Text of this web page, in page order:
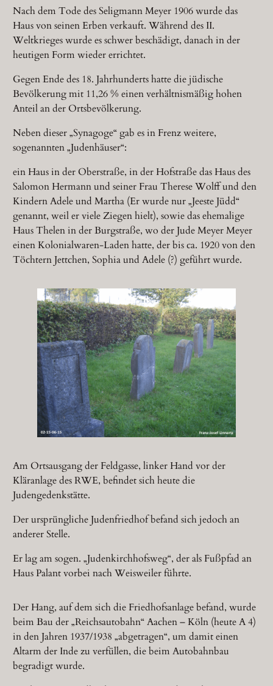
Nach dem Tode des Seligmann Meyer 1906 wurde das
Haus von seinen Erben verkauft. Während des II.
Weltkrieges wurde es schwer beschädigt, danach in der
heutigen Form wieder errichtet.
Gegen Ende des 18. Jahrhunderts hatte die jüdische
Bevölkerung mit 11,26 % einen verhältnismäßig hohen
Anteil an der Ortsbevölkerung.
Neben dieser „Synagoge“ gab es in Frenz weitere,
sogenannten „Judenhäuser“:
ein Haus in der Oberstraße, in der Hofstraße das Haus des
Salomon Hermann und seiner Frau Therese Wolff und den
Kindern Adele und Martha (Er wurde nur „Jeeste Jüdd“
genannt, weil er viele Ziegen hielt), sowie das ehemalige
Haus Thelen in der Burgstraße, wo der Jude Meyer Meyer
einen Kolonialwaren-Laden hatte, der bis ca. 1920 von den
Töchtern Jettchen, Sophia und Adele (?) geführt wurde.
Am Ortsausgang der Feldgasse, linker Hand vor der
Kläranlage des RWE, befindet sich heute die
Judengedenkstätte.
Der ursprüngliche Judenfriedhof befand sich jedoch an
anderer Stelle.
Er lag am sogen. „Judenkirchhofsweg“, der als Fußpfad an
Haus Palant vorbei nach Weisweiler führte.
Der Hang, auf dem sich die Friedhofsanlage befand, wurde
beim Bau der „Reichsautobahn“ Aachen – Köln (heute A 4)
in den Jahren 1937/1938 „abgetragen“, um damit einen
Altarm der Inde zu verfüllen, die beim Autobahnbau
begradigt wurde.